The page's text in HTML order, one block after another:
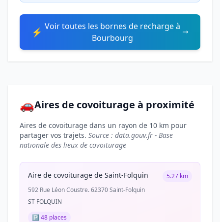
⚡ Voir toutes les bornes de recharge à
Bourbourg
🚗Aires de covoiturage à proximité
Aires de covoiturage dans un rayon de 10 km pour
partager vos trajets. Source : data.gouv.fr - Base
nationale des lieux de covoiturage
Aire de covoiturage de Saint-Folquin
5.27 km
592 Rue Léon Coustre. 62370 Saint-Folquin
ST FOLQUIN
🅿️ 48 places